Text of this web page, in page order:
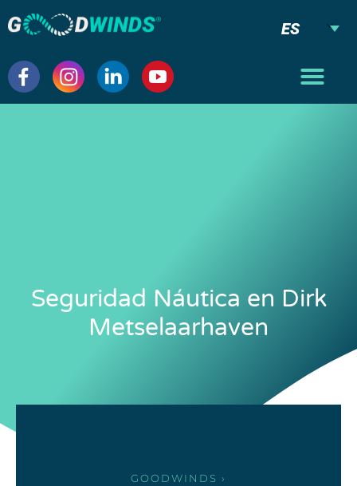
ES
Seguridad Náutica en Dirk
Metselaarhaven
GOODWINDS ›